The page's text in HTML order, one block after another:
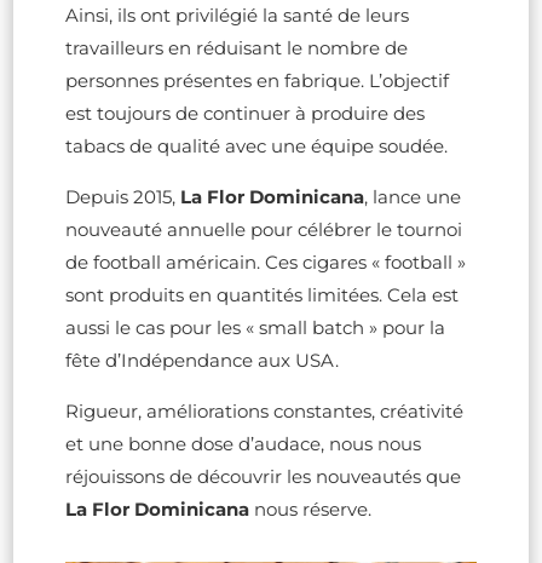
Ainsi, ils ont privilégié la santé de leurs
travailleurs en réduisant le nombre de
personnes présentes en fabrique. L’objectif
est toujours de continuer à produire des
tabacs de qualité avec une équipe soudée.
Depuis 2015, La Flor Dominicana, lance une
nouveauté annuelle pour célébrer le tournoi
de football américain. Ces cigares « football »
sont produits en quantités limitées. Cela est
aussi le cas pour les « small batch » pour la
fête d’Indépendance aux USA.
Rigueur, améliorations constantes, créativité
et une bonne dose d’audace, nous nous
réjouissons de découvrir les nouveautés que
La Flor Dominicananous réserve.